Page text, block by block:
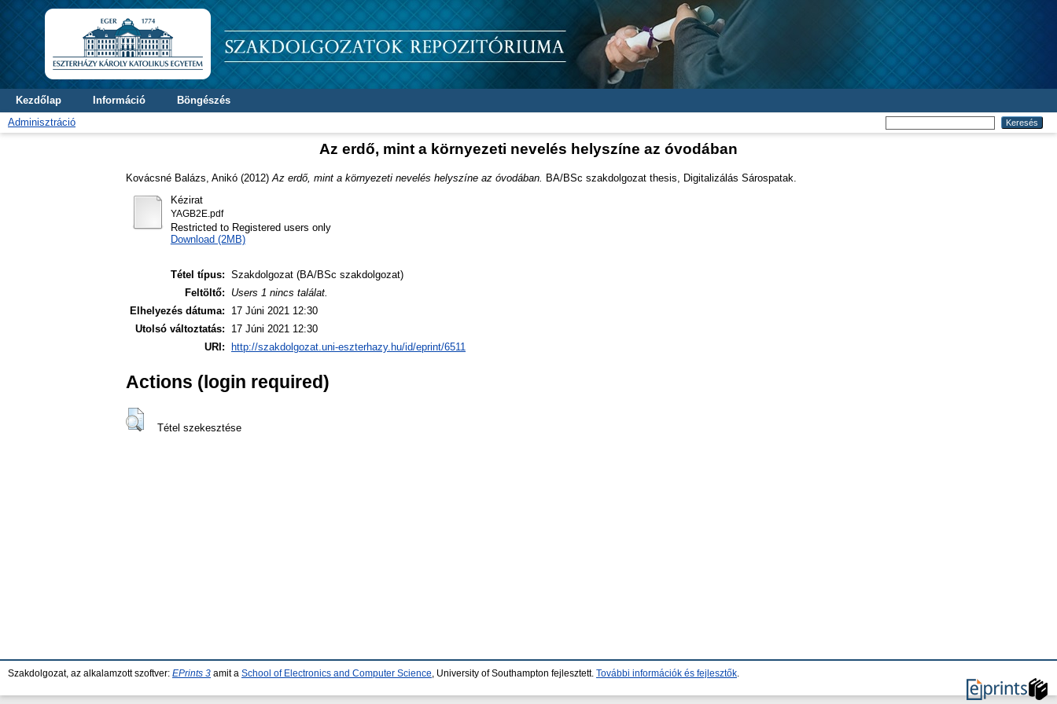
Kezdőlap Információ
Böngészés
Adminisztráció
Az erdő, mint a környezeti nevelés helyszíne az óvodában
Kovácsné Balázs, Anikó (2012) Az erdő, mint a környezeti nevelés helyszíne az óvodában.
BA/BSc szakdolgozat thesis, Digitalizálás Sárospatak.
Kézirat
YAGB2E.pdf
Restricted to Registered users only
Download (2MB)
Tétel típus: Szakdolgozat (BA/BSc szakdolgozat)
Feltöltő:
Users 1 nincs találat.
Elhelyezés dátuma:
17 Júni 2021 12:30
Utolsó változtatás:
17 Júni 2021 12:30
URI:
http://szakdolgozat.uni-eszterhazy.hu/id/eprint/6511
Actions (login required)
Tétel szekesztése
Szakdolgozat, az alkalamzott szoftver: EPrints 3 amit a School of Electronics and Computer Science , University of Southampton fejlesztett. További információk és fejlesztők